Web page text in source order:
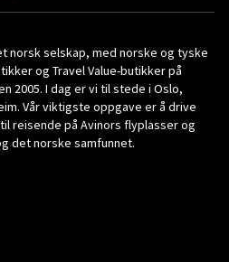
norsk selskap, med norske og tyske
og Travel Value-butikker på
2005. I dag er vi til stede i Oslo,
Vår viktigste oppgave er å drive
reisende på Avinors flyplasser og
det norske samfunnet.